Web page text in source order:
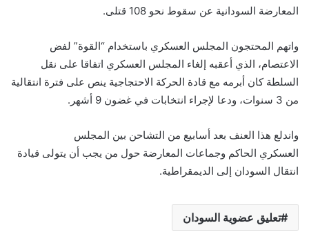
المعارضة السودانية عن سقوط نحو 108 قتلى.
واتهم المحتجون المجلس العسكري باستخدام “القوة” لفض
الاعتصام، الذي أعقبه إلغاء المجلس العسكري اتفاقا على نقل
السلطة كان أبرمه مع قادة الحركة الاحتجاجية ينص على فترة انتقالية
من 3 سنوات، ودعا لإجراء انتخابات في غضون 9 أشهر.
واندلع هذا العنف بعد أسابيع من التشاحن بين المجلس
العسكري الحاكم وجماعات المعارضة حول من يجب أن يتولى قيادة
انتقال السودان إلى الديمقراطية.
تعليق عضوية السودان